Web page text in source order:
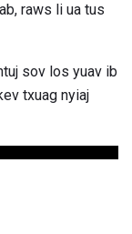
raws li ua tus
sov los yuav ib
txuag nyiaj